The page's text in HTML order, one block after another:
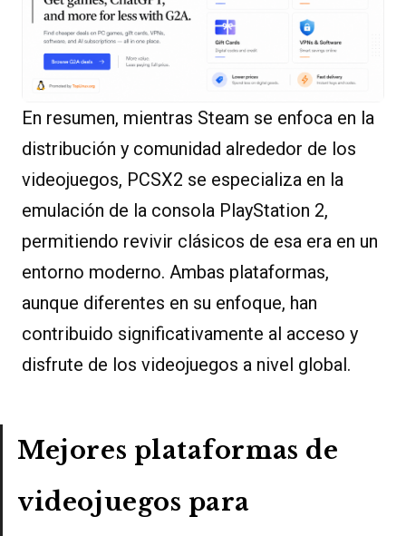
En resumen, mientras Steam se enfoca en la
distribución y comunidad alrededor de los
videojuegos, PCSX2 se especializa en la
emulación de la consola PlayStation 2,
permitiendo revivir clásicos de esa era en un
entorno moderno. Ambas plataformas,
aunque diferentes en su enfoque, han
contribuido significativamente al acceso y
disfrute de los videojuegos a nivel global.
Mejores plataformas de
videojuegos para